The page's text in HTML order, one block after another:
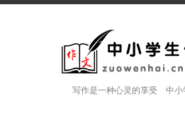
写作是一种心灵的享受 中小